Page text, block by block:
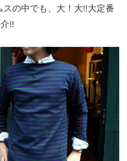
の中でも、大！大!!大定番
!!